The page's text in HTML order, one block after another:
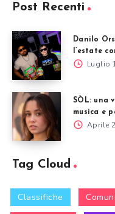
Post Recenti
Danilo
l’estate
Luglio
SÒL: una
musica e
Aprile
Tag Cloud
Classifiche